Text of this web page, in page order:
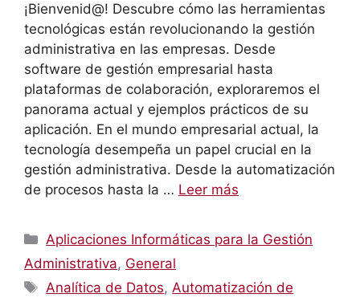
¡Bienvenid@! Descubre cómo las herramientas
tecnológicas están revolucionando la gestión
administrativa en las empresas. Desde
software de gestión empresarial hasta
plataformas de colaboración, exploraremos el
panorama actual y ejemplos prácticos de su
aplicación. En el mundo empresarial actual, la
tecnología desempeña un papel crucial en la
gestión administrativa. Desde la automatización
de procesos hasta la … Leer más
Categorías
Aplicaciones Informáticas para la Gestión
Administrativa, General
Etiquetas
Analítica de Datos, Automatización de